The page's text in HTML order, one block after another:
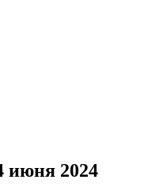
июня 2024